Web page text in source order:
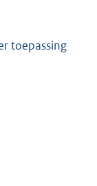
toepassing